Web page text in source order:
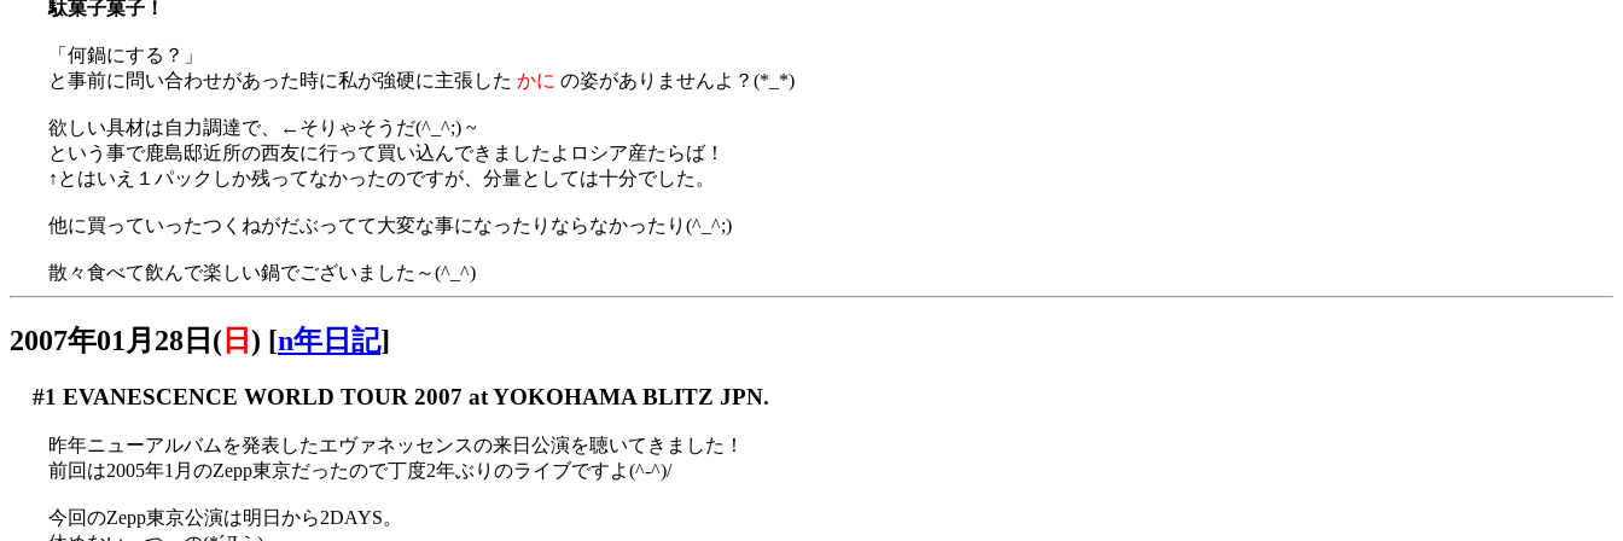
駄菓子菓子！
「何鍋にする？」
と事前に問い合わせがあった時に私が強硬に主張した かに の姿がありませんよ？(*_*)
欲しい具材は自力調達で、←そりゃそうだ(^_^;) ~
という事で鹿島邸近所の西友に行って買い込んできましたよロシア産たらば！
↑とはいえ１パックしか残ってなかったのですが、分量としては十分でした。
他に買っていったつくねがだぶってて大変な事になったりならなかったり(^_^;)
散々食べて飲んで楽しい鍋でございました～(^_^)
2007年01月28日( 日 ) [n年日記]
#1 EVANESCENCE WORLD TOUR 2007 at YOKOHAMA BLITZ JPN.
昨年ニューアルバムを発表したエヴァネッセンスの来日公演を聴いてきました！
前回は2005年1月のZepp東京だったので丁度2年ぶりのライブですよ(^-^)/
今回のZepp東京公演は明日から2DAYS。